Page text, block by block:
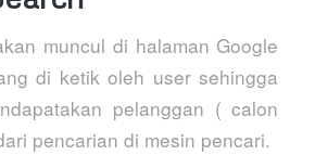
muncul di halaman Google
di ketik oleh user sehingga
pelanggan ( calon
pencarian di mesin pencari.